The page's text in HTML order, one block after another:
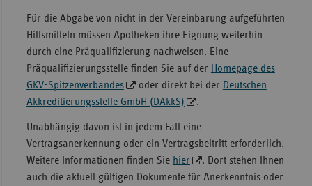
Für die Abgabe von nicht in der Vereinbarung aufgeführten
Hilfsmitteln müssen Apotheken ihre Eignung weiterhin
durch eine Präqualifizierung nachweisen. Eine
Präqualifizierungsstelle finden Sie auf der Homepage des
GKV-Spitzenverbandes
oder direkt bei der Deutschen
Akkreditierungsstelle GmbH (DAkkS)
.
Unabhängig davon ist in jedem Fall eine
Vertragsanerkennung oder ein Vertragsbeitritt erforderlich.
Weitere Informationen finden Sie hier
. Dort stehen Ihnen
auch die aktuell gültigen Dokumente für Anerkenntnis oder